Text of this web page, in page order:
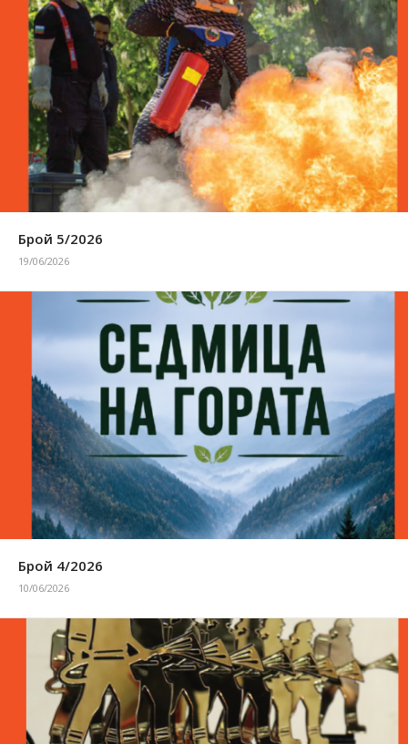
Брой 5/2026
19/06/2026
Брой 4/2026
10/06/2026